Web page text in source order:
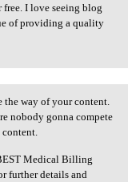
I love seeing blog
of providing a quality
like
way of your content.
nobody gonna compete
Medical Billing
further details and